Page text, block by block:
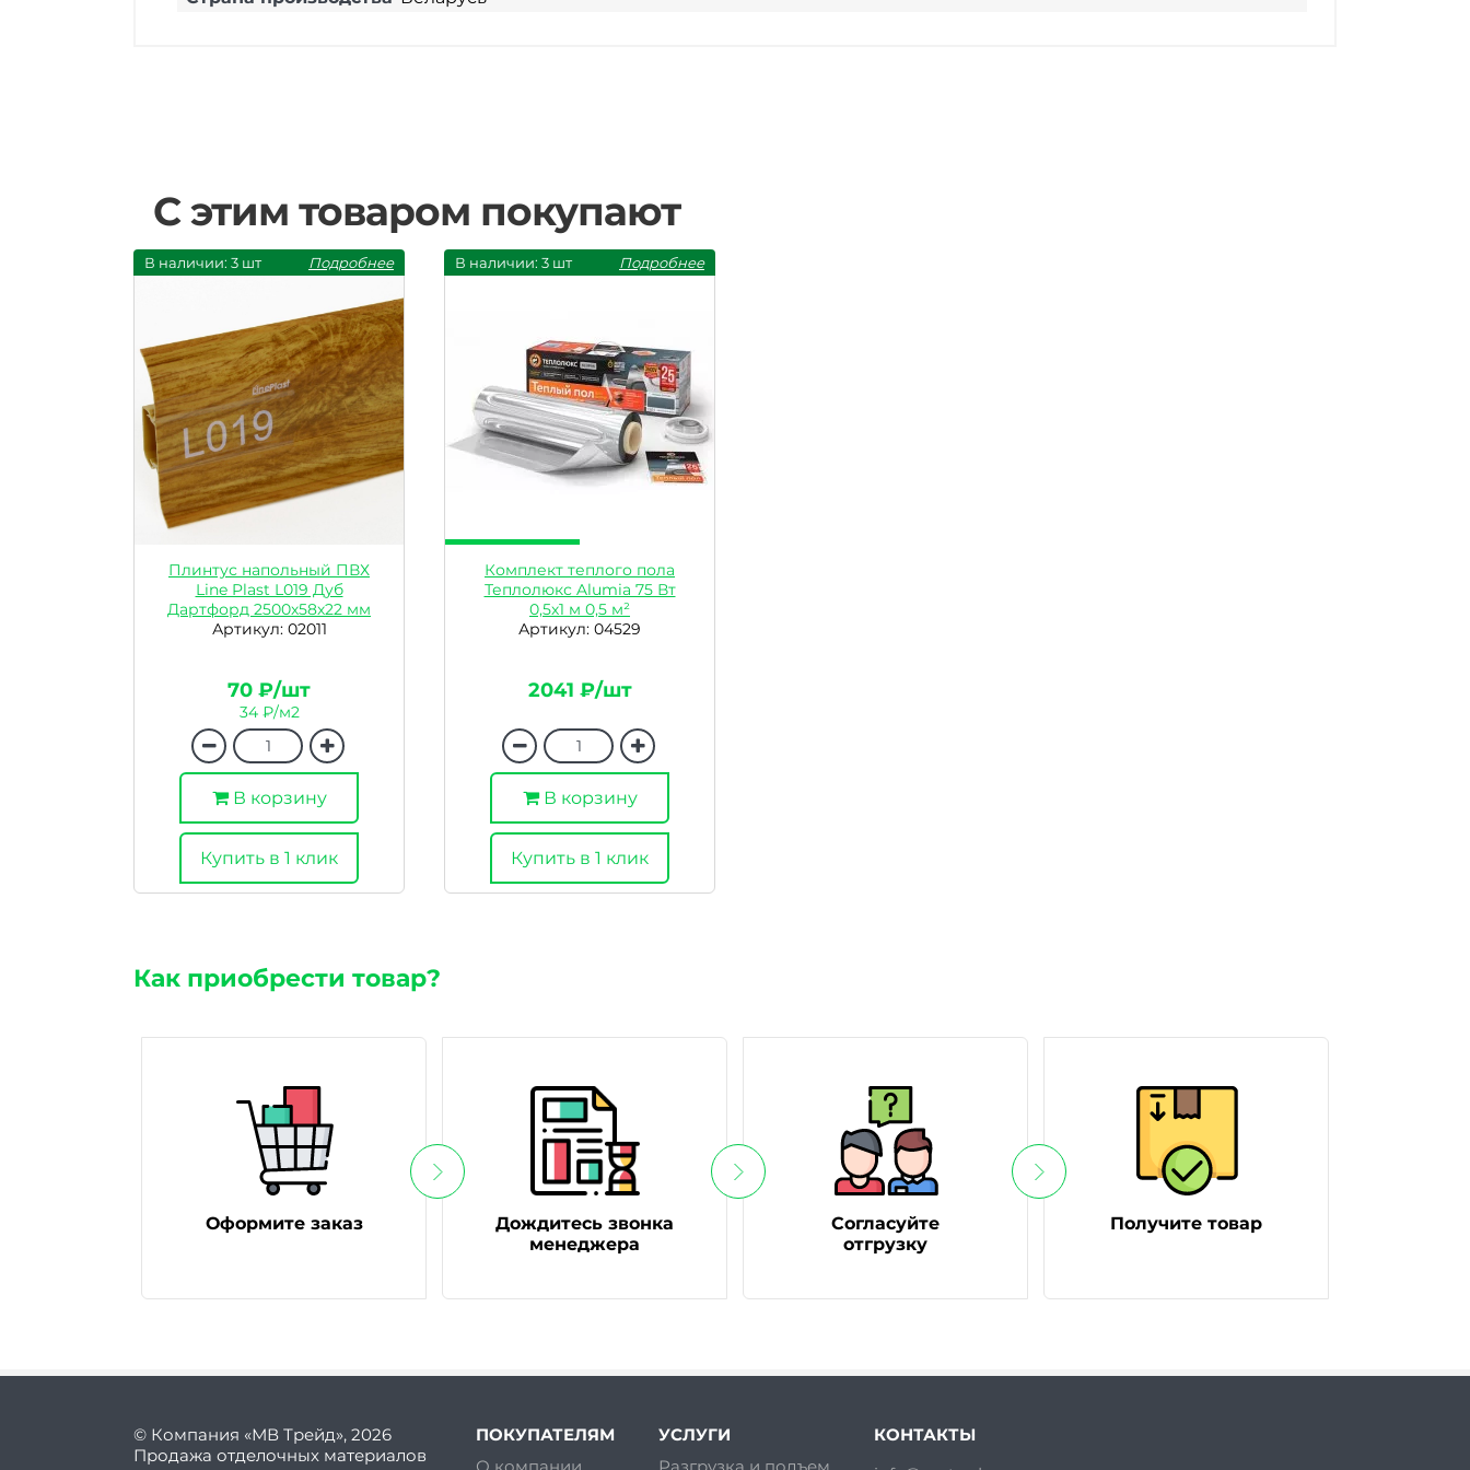
С этим товаром покупают
В наличии: 3 шт Подробнее
Плинтус напольный ПВХ
Line Plast L019 Дуб
Дартфорд 2500х58х22 мм
Артикул: 02011
70 ₽/шт
34 ₽/м2
В корзину
Купить в 1 клик
В наличии: 3 шт Подробнее
Комплект теплого пола
Теплолюкс Alumia 75 Вт
0,5х1 м 0,5 м²
Артикул: 04529
2041 ₽/шт
В корзину
Купить в 1 клик
Как приобрести товар?
Оформите заказ
Дождитесь звонка
менеджера
Согласуйте
отгрузку
Получите товар
© Компания «МВ Трейд», 2026
Продажа отделочных материалов
ПОКУПАТЕЛЯМ
УСЛУГИ
КОНТАКТЫ